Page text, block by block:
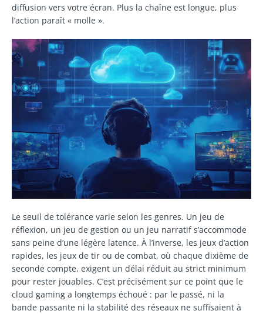
diffusion vers votre écran. Plus la chaîne est longue, plus
l’action paraît « molle ».
Le seuil de tolérance varie selon les genres. Un jeu de
réflexion, un jeu de gestion ou un jeu narratif s’accommode
sans peine d’une légère latence. À l’inverse, les jeux d’action
rapides, les jeux de tir ou de combat, où chaque dixième de
seconde compte, exigent un délai réduit au strict minimum
pour rester jouables. C’est précisément sur ce point que le
cloud gaming a longtemps échoué : par le passé, ni la
bande passante ni la stabilité des réseaux ne suffisaient à